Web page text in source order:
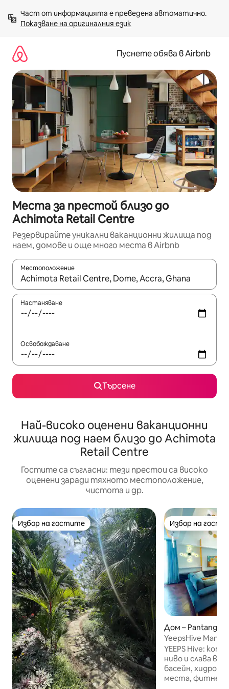
към
съдържанието
Показване на оригиналния език
Пуснете обява в Airbnb
Места за престой близо до
Achimota Retail Centre
Резервирайте уникални ваканционни жилища под
наем, домове и още много места в Airbnb
Местоположение
Когато резултатите се покажат, използвайте
Настаняване
Освобождаване
Търсене
Най-високо оценени ваканционни
жилища под наем близо до Achimota
Retail Centre
Гостите са съгласни: тези престои са високо
оценени заради тяхното местоположение,
чистота и др.
Избор на гостите
Избор на гостите Избор на
Избор на
Дом – Pantang
YeepsHive
игри, салон и
YEEPS Hive:
ниво и слава в
басейн,
места, фитнес